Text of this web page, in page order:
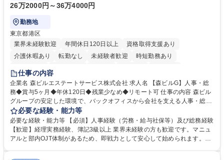
26万2000円～36万4000円
勤務地
東京都港区
業界未経験歓迎
年間休日120日以上
資格取得支援あり
介護休暇あり
転勤なし 未経験者歓迎
時短勤務あり
経験者歓迎
完全週休2日制
交通費支給 長期歓迎 駅近5分以内 土日祝休み
仕事の内容
企業名 森ビルエステートサービス株式会社 求人名 【森ビルG】人事・総
務◆賞与5ヶ月◆年休120日◆残業少なめ◆リモート可 仕事の内容 森ビル
グループの安定した環境で、バックオフィスから会社を支える人事・総務
をお任せします。 労務と総務の業務をバランスよく担当し、ゆくゆくは制
度改定などのコア業務にも挑戦できる、やりがいある環境です。 ■勤怠管
理、給与計算、社会保険手続き、年末調整等の労務管理全般 ■入退社手続
き、社内規定の改定や人事制度改定などのコア業務 ■社内イベントの企画
必要な経験・能力等
必要な経験・能力等 【必須】人事経験（労務・給与社保等）及び総務経験
【歓迎】経理実務経験、簿記3級以上 業界未経験の方も歓迎です。マニュ
アルと部内OJT体制があるため、即戦力として安心して始められます。